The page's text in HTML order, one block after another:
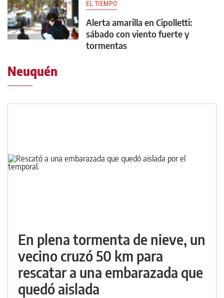
EL TIEMPO
Alerta amarilla en Cipolletti:
sábado con viento fuerte y
tormentas
Neuquén
En plena tormenta de nieve, un
vecino cruzó 50 km para
rescatar a una embarazada que
quedó aislada